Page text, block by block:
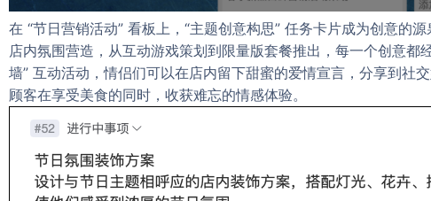
在 “节日营销活动” 看板上，“主题创意构思” 任务卡片成为创意的
店内氛围营造，从互动游戏策划到限量版套餐推出，每一个创意都
墙” 互动活动，情侣们可以在店内留下甜蜜的爱情宣言，分享到社
顾客在享受美食的同时，收获难忘的情感体验。